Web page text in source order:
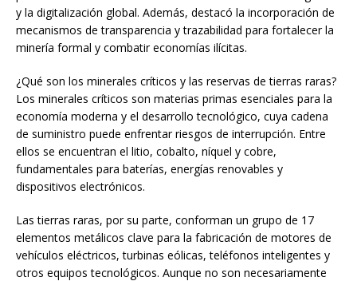
y la digitalización global. Además, destacó la incorporación de
mecanismos de transparencia y trazabilidad para fortalecer la
minería formal y combatir economías ilícitas.
¿Qué son los minerales críticos y las reservas de tierras raras?
Los minerales críticos son materias primas esenciales para la
economía moderna y el desarrollo tecnológico, cuya cadena
de suministro puede enfrentar riesgos de interrupción. Entre
ellos se encuentran el litio, cobalto, níquel y cobre,
fundamentales para baterías, energías renovables y
dispositivos electrónicos.
Las tierras raras, por su parte, conforman un grupo de 17
elementos metálicos clave para la fabricación de motores de
vehículos eléctricos, turbinas eólicas, teléfonos inteligentes y
otros equipos tecnológicos. Aunque no son necesariamente